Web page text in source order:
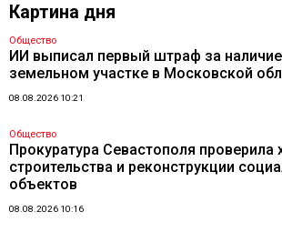
Картина дня
Общество
ИИ выписал первый штраф за
земельном участке в Московской
08.08.2026 10:21
Общество
Прокуратура Севастополя проверила
строительства и реконструкции
объектов
08.08.2026 10:16